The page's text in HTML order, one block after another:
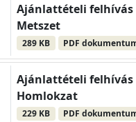
Ajánlattételi felhívás
Metszet
289 KB PDF
Ajánlattételi felhívás
Homlokzat
229 KB PDF